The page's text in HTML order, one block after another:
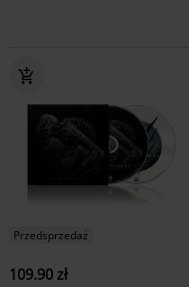
Przedsprzedaż
109.90 zł